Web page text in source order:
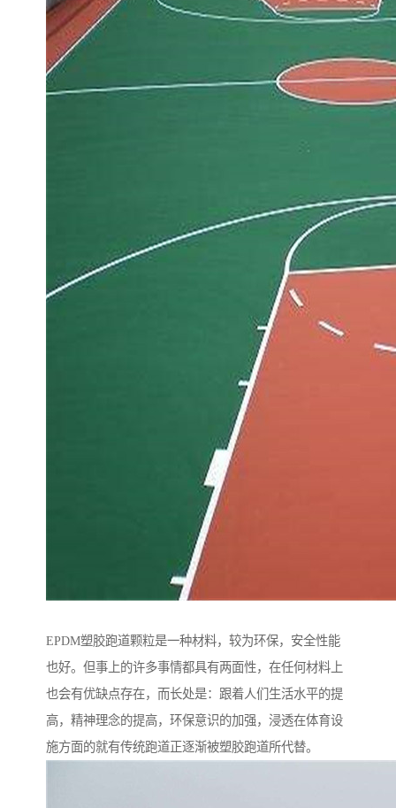
EPDM塑胶跑道颗粒是一种材料，较为环保，安全性能
也好。但事上的许多事情都具有两面性，在任何材料上
也会有优缺点存在，而长处是：跟着人们生活水平的提
高，精神理念的提高，环保意识的加强，浸透在体育设
施方面的就有传统跑道正逐渐被塑胶跑道所代替。